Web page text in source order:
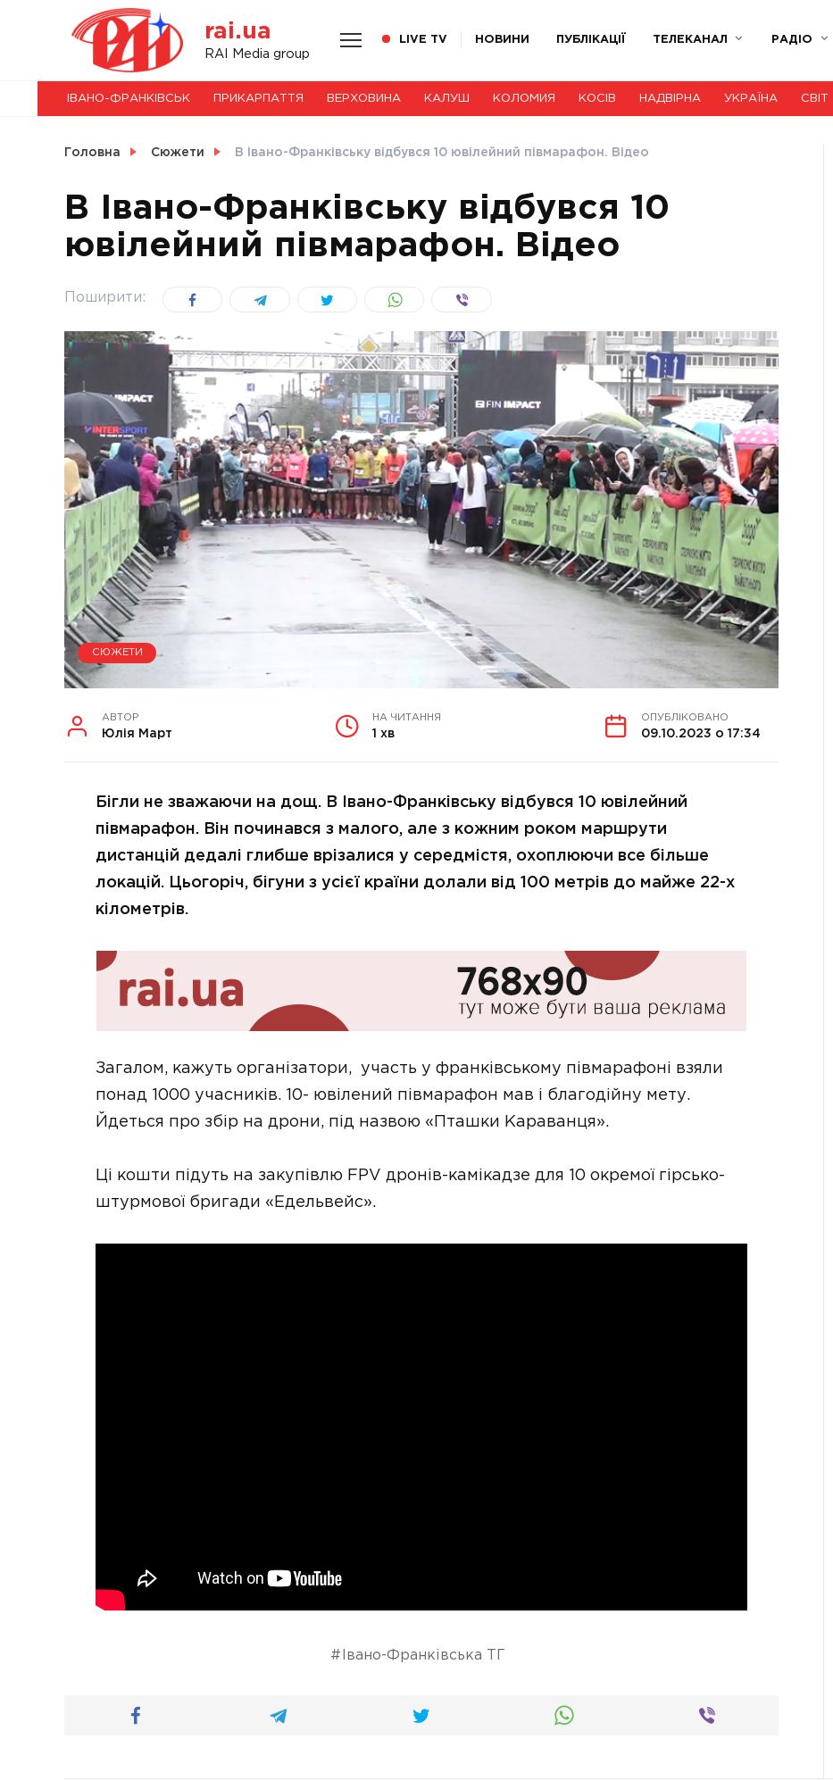
rai.ua
RAI Media group
LIVE TV НОВИНИ ПУБЛІКАЦІЇ ТЕЛЕКАНАЛ РАДІО
НОВИНИ
СВІТ
УКРАЇНА
ІВАНО-ФРАНКІВСЬК ПРИКАРПАТТЯ ВЕРХОВИНА КАЛУШ КОЛОМИЯ КОСІВ НАДВІРНА УКРАЇНА СВІТ
Головна Сюжети В Івано-Франківську відбувся 10 ювілейний півмарафон. Відео
В Івано-Франківську відбувся 10
ювілейний півмарафон. Відео
Поширити:
СЮЖЕТИ
АВТОР
Юлія Март
НА ЧИТАННЯ
1 хв
ОПУБЛІКОВАНО
09.10.2023 о 17:34
Бігли не зважаючи на дощ. В Івано-Франківську відбувся 10 ювілейний
півмарафон. Він починався з малого, але з кожним роком маршрути
дистанцій дедалі глибше врізалися у середмістя, охоплюючи все більше
локацій. Цьогоріч, бігуни з усієї країни долали від 100 метрів до майже 22-х
кілометрів.
Загалом, кажуть організатори, участь у франківському півмарафоні взяли
понад 1000 учасників. 10- ювілений півмарафон мав і благодійну мету.
Йдеться про збір на дрони, під назвою «Пташки Караванця».
Ці кошти підуть на закупівлю FPV дронів-камікадзе для 10 окремої гірсько-
штурмової бригади «Едельвейс».
Івано-Франківська ТГ